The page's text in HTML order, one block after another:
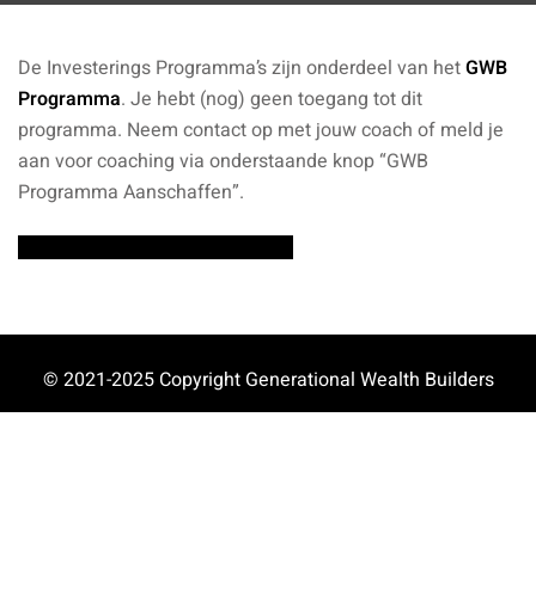
De Investerings Programma’s zijn onderdeel van hetGWB
Programma. Je hebt (nog) geen toegang tot dit
programma. Neem contact op met jouw coach of meld je
aan voor coaching via onderstaande knop “GWB
Programma Aanschaffen”.
© 2021-2025 Copyright Generational Wealth Builders